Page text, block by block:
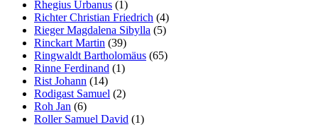
Rhegius Urbanus (1)
Richter Christian Friedrich (4)
Rieger Magdalena Sibylla (5)
Rinckart Martin (39)
Ringwaldt Bartholomäus (65)
Rinne Ferdinand (1)
Rist Johann (14)
Rodigast Samuel (2)
Roh Jan (6)
Roller Samuel David (1)